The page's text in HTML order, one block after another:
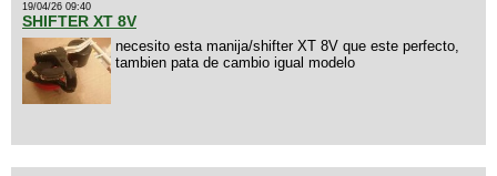
19/04/26 09:40
SHIFTER XT 8V
necesito esta manija/shifter XT 8V que este perfecto,
tambien pata de cambio igual modelo